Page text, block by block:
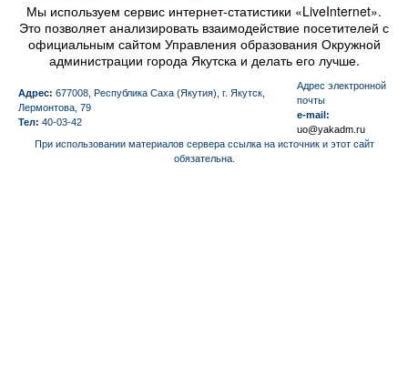
Мы используем сервис интернет-статистики «LiveInternet».
Это позволяет анализировать взаимодействие посетителей с
официальным сайтом Управления образования Окружной
администрации города Якутска и делать его лучше.
Адрес: 677008, Республика Саха (Якутия), г. Якутск,
Лермонтова, 79
Тел: 40-03-42
Aдрес электронной
почты
e-mail:
uo@yakadm.ru
При использовании материалов сервера ссылка на источник и этот сайт
обязательна.